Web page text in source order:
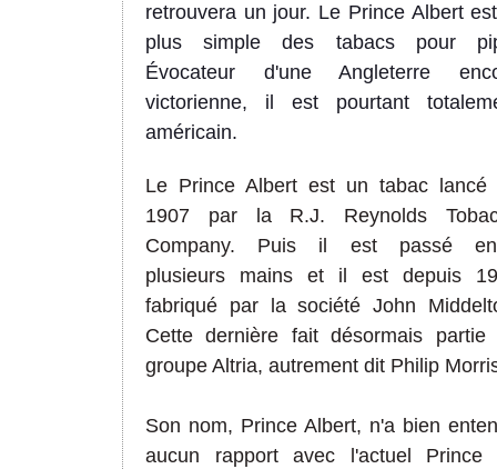
retrouvera un jour. Le Prince Albert
plus simple des tabacs pour
Évocateur d'une Angleterre
victorienne, il est pourtant
américain.
Le Prince Albert est un tabac lancé
1907 par la R.J. Reynolds
Company. Puis il est passé
plusieurs mains et il est depuis
fabriqué par la société John
Cette dernière fait désormais partie
groupe Altria, autrement dit Philip
Son nom, Prince Albert, n'a bien
aucun rapport avec l'actuel Prince